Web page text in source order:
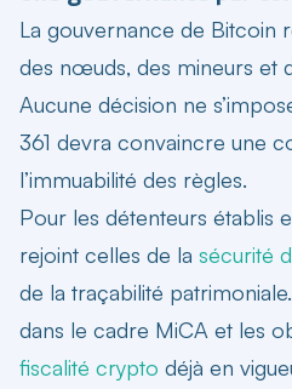
La gouvernance de Bitcoin
des nœuds, des mineurs et
Aucune décision ne
361 devra convaincre une
l’immuabilité des règles.
Pour les détenteurs établis
rejoint celles de la sécurité
de la traçabilité
dans le cadre MiCA et les
fiscalité crypto déjà en